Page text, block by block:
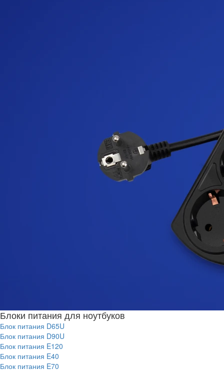
Блоки питания для ноутбуков
Блок питания D65U
Блок питания D90U
Блок питания E120
Блок питания E40
Блок питания E70